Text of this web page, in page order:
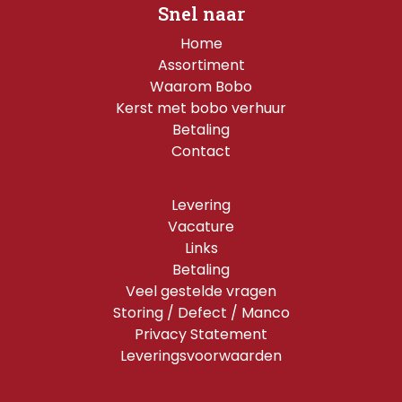
Snel naar
Home
Assortiment
Waarom Bobo
Kerst met bobo verhuur
Betaling
Contact
Levering
Vacature
Links
Betaling
Veel gestelde vragen
Storing / Defect / Manco
Privacy Statement
Leveringsvoorwaarden